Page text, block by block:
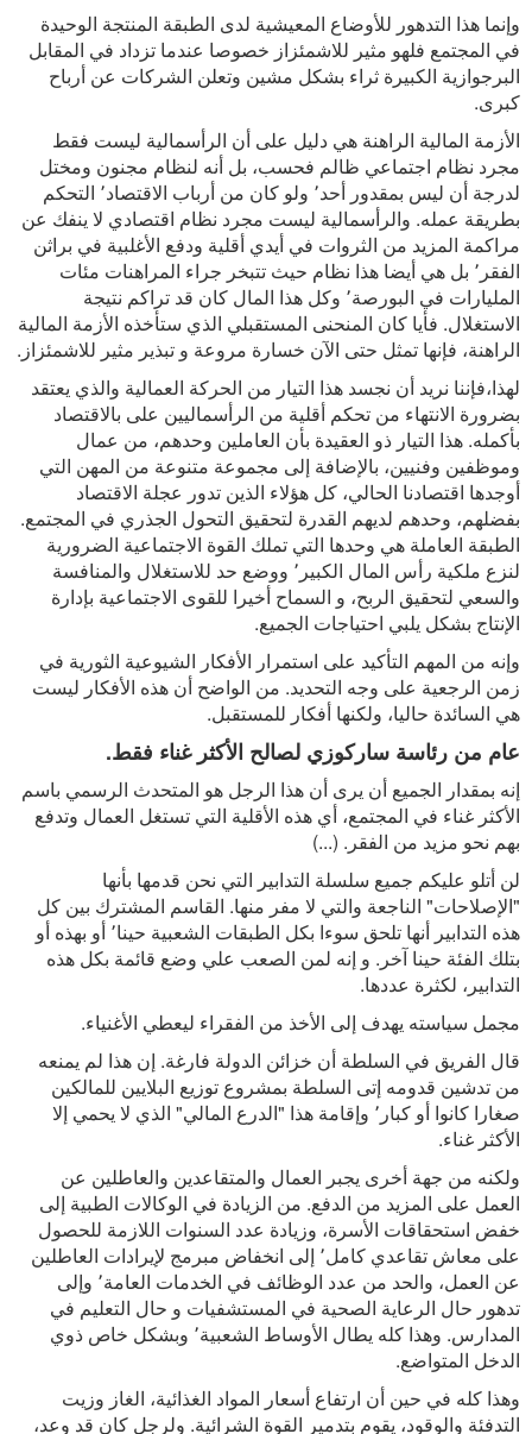
وإنما هذا التدهور للأوضاع المعيشية لدى الطبقة المنتجة الوحيدة
في المجتمع فلهو مثير للاشمئزاز خصوصا عندما تزداد في المقابل
البرجوازية الكبيرة ثراء بشكل مشين وتعلن الشركات عن أرباح
كبرى.
الأزمة المالية الراهنة هي دليل على أن الرأسمالية ليست فقط
مجرد نظام اجتماعي ظالم فحسب، بل أنه لنظام مجنون ومختل
لدرجة أن ليس بمقدور أحد٬ ولو كان من أرباب الاقتصاد٬ التحكم
بطريقة عمله. والرأسمالية ليست مجرد نظام اقتصادي لا ينفك عن
مراكمة المزيد من الثروات في أيدي أقلية ودفع الأغلبية في براثن
الفقر٬ بل هي أيضا هذا نظام حيث تتبخر جراء المراهنات مئات
المليارات في البورصة٬ وكل هذا المال كان قد تراكم نتيجة
الاستغلال. فأيا كان المنحنى المستقبلي الذي ستأخذه الأزمة المالية
الراهنة، فإنها تمثل حتى الآن خسارة مروعة و تبذير مثير للاشمئزاز.
لهذا،فإننا نريد أن نجسد هذا التيار من الحركة العمالية والذي يعتقد
بضرورة الانتهاء من تحكم أقلية من الرأسماليين على بالاقتصاد
بأكمله. هذا التيار ذو العقيدة بأن العاملين وحدهم، من عمال
وموظفين وفنيين، بالإضافة إلى مجموعة متنوعة من المهن التي
أوجدها اقتصادنا الحالي، كل هؤلاء الذين تدور عجلة الاقتصاد
بفضلهم، وحدهم لديهم القدرة لتحقيق التحول الجذري في المجتمع.
الطبقة العاملة هي وحدها التي تملك القوة الاجتماعية الضرورية
لنزع ملكية رأس المال الكبير٬ ووضع حد للاستغلال والمنافسة
والسعي لتحقيق الربح، و السماح أخيرا للقوى الاجتماعية بإدارة
الإنتاج بشكل يلبي احتياجات الجميع.
وإنه من المهم التأكيد على استمرار الأفكار الشيوعية الثورية في
زمن الرجعية على وجه التحديد. من الواضح أن هذه الأفكار ليست
هي السائدة حاليا، ولكنها أفكار للمستقبل.
عام من رئاسة ساركوزي لصالح الأكثر غناء فقط.
إنه بمقدار الجميع أن يرى أن هذا الرجل هو المتحدث الرسمي باسم
الأكثر غناء في المجتمع، أي هذه الأقلية التي تستغل العمال وتدفع
بهم نحو مزيد من الفقر. (...)
لن أتلو عليكم جميع سلسلة التدابير التي نحن قدمها بأنها
"الإصلاحات" الناجعة والتي لا مفر منها. القاسم المشترك بين كل
هذه التدابير أنها تلحق سوءا بكل الطبقات الشعبية حينا٬ أو بهذه أو
بتلك الفئة حينا آخر. و إنه لمن الصعب علي وضع قائمة بكل هذه
التدابير، لكثرة عددها.
مجمل سياسته يهدف إلى الأخذ من الفقراء ليعطي الأغنياء.
قال الفريق في السلطة أن خزائن الدولة فارغة. إن هذا لم يمنعه
من تدشين قدومه إتى السلطة بمشروع توزيع البلايين للمالكين
صغارا كانوا أو كبار٬ وإقامة هذا "الدرع المالي" الذي لا يحمي إلا
الأكثر غناء.
ولكنه من جهة أخرى يجبر العمال والمتقاعدين والعاطلين عن
العمل على المزيد من الدفع. من الزيادة في الوكالات الطبية إلى
خفض استحقاقات الأسرة، وزيادة عدد السنوات اللازمة للحصول
على معاش تقاعدي كامل٬ إلى انخفاض مبرمج لإيرادات العاطلين
عن العمل، والحد من عدد الوظائف في الخدمات العامة٬ وإلى
تدهور حال الرعاية الصحية في المستشفيات و حال التعليم في
المدارس. وهذا كله يطال الأوساط الشعبية٬ وبشكل خاص ذوي
الدخل المتواضع.
وهذا كله في حين أن ارتفاع أسعار المواد الغذائية، الغاز وزيت
التدفئة والوقود، يقوم بتدمير القوة الشرائية. ولرجل كان قد وعد،